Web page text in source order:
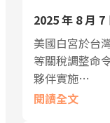
2025 年 8 月 7
美國白宮於台
等關稅調整命
夥伴實施…
閱讀全文